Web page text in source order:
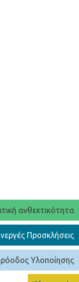
ανθεκτικότητα
Προσκλήσεις
Υλοποίησης